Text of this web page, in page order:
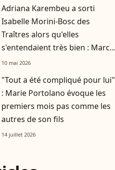
Adriana Karembeu a sorti
Isabelle Morini-Bosc des
Traîtres alors qu'elles
s'entendaient très bien : Marc
Lavoine a eu un geste
10 mai 2026
"Tout a été compliqué pour lui"
: Marie Portolano évoque les
premiers mois pas comme les
autres de son fils
14 juillet 2026